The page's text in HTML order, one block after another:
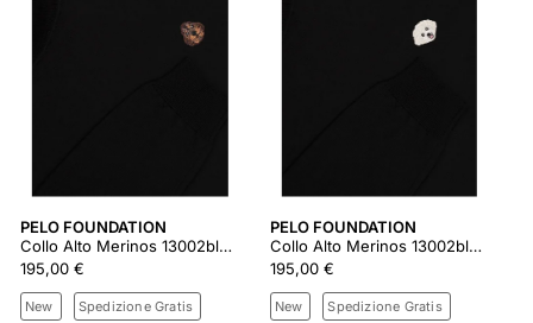
PELO FOUNDATION
Collo Alto Merinos 13002black
195,00 €
New Spedizione Gratis
PELO FOUNDATION
Collo Alto Merinos 13002black
195,00 €
New Spedizione Gratis